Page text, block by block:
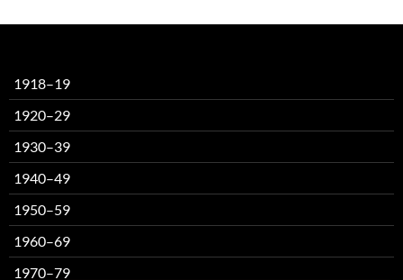
1918–19
1920–29
1930–39
1940–49
1950–59
1960–69
1970–79